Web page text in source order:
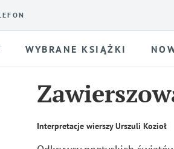
WYBRANE KSIĄŻKI
Interpretacje wierszy Urszuli Kozioł